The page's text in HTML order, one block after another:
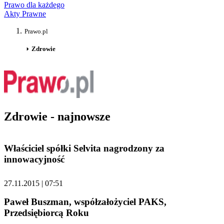
Prawo dla każdego
Akty Prawne
Prawo.pl
Zdrowie
Zdrowie - najnowsze
Właściciel spółki Selvita nagrodzony za
innowacyjność
27.11.2015 | 07:51
Paweł Buszman, współzałożyciel PAKS,
Przedsiębiorcą Roku